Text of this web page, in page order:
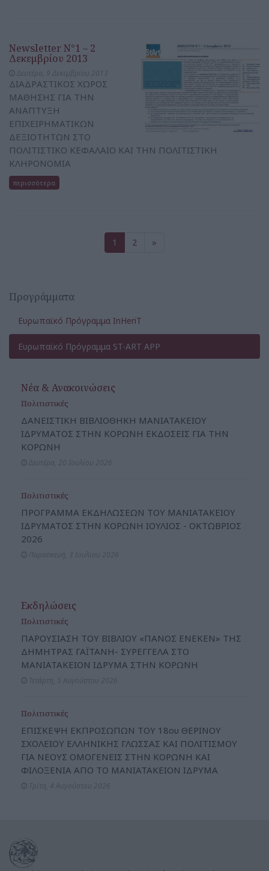
Newsletter N°1 – 2
Δεκεμβρίου 2013
ΔΙΑΔΡΑΣΤΙΚΟΣ ΧΩΡΟΣ
ΜΑΘΗΣΗΣ ΓΙΑ ΤΗΝ
ΑΝΑΠΤΥΞΗ
ΕΠΙΧΕΙΡΗΜΑΤΙΚΩΝ
ΔΕΞΙΟΤΗΤΩΝ ΣΤΟ
ΠΟΛΙΤΙΣΤΙΚΟ ΚΕΦΑΛΑΙΟ ΚΑΙ ΤΗΝ ΠΟΛΙΤΙΣΤΙΚΗ
ΚΛΗΡΟΝΟΜΙΑ
περισσότερα
1 2 »
Προγράμματα
Ευρωπαϊκό Πρόγραμμα InHeriT
Ευρωπαϊκό Πρόγραμμα ST-ART APP
Νέα & Ανακοινώσεις
Πολιτιστικές
ΔΑΝΕΙΣΤΙΚΗ ΒΙΒΛΙΟΘΗΚΗ ΜΑΝΙΑΤΑΚΕΙΟΥ
ΙΔΡΥΜΑΤΟΣ ΣΤΗΝ ΚΟΡΩΝΗ ΕΚΔΟΣΕΙΣ ΓΙΑ ΤΗΝ
ΚΟΡΩΝΗ
Πολιτιστικές
ΠΡΟΓΡΑΜΜΑ ΕΚΔΗΛΩΣΕΩΝ ΤΟΥ ΜΑΝΙΑΤΑΚΕΙΟΥ
ΙΔΡΥΜΑΤΟΣ ΣΤΗΝ ΚΟΡΩΝΗ ΙΟΥΛΙΟΣ - ΟΚΤΩΒΡΙΟΣ
2026
Εκδηλώσεις
Πολιτιστικές
ΠΑΡΟΥΣΙΑΣΗ ΤΟΥ ΒΙΒΛΙΟΥ «ΠΑΝΟΣ ΕΝΕΚΕΝ» ΤΗΣ
ΔΗΜΗΤΡΑΣ ΓΑΪΤΑΝΗ- ΣΥΡΕΓΓΕΛΑ ΣΤΟ
ΜΑΝΙΑΤΑΚΕΙΟΝ ΙΔΡΥΜΑ ΣΤΗΝ ΚΟΡΩΝΗ
Πολιτιστικές
ΕΠΙΣΚΕΨΗ ΕΚΠΡΟΣΩΠΩΝ ΤΟΥ 18ου ΘΕΡΙΝΟΥ
ΣΧΟΛΕΙΟΥ ΕΛΛΗΝΙΚΗΣ ΓΛΩΣΣΑΣ ΚΑΙ ΠΟΛΙΤΙΣΜΟΥ
ΓΙΑ ΝΕΟΥΣ ΟΜΟΓΕΝΕΙΣ ΣΤΗΝ ΚΟΡΩΝΗ ΚΑΙ
ΦΙΛΟΞΕΝΙΑ ΑΠΟ ΤΟ ΜΑΝΙΑΤΑΚΕΙΟΝ ΙΔΡΥΜΑ